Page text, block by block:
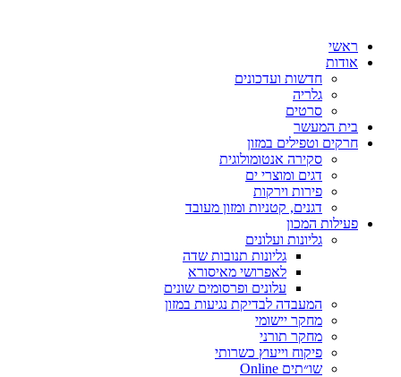
ראשי
אודות
חדשות ועדכונים
גלריה
סרטים
בית המעשר
חרקים וטפילים במזון
סקירה אנטומולוגית
דגים ומוצרי ים
פירות וירקות
דגנים, קטניות ומזון מעובד
פעילות המכון
גליונות ועלונים
גליונות תנובות שדה
לאפרושי מאיסורא
עלונים ופרסומים שונים
המעבדה לבדיקת נגיעות במזון
מחקר יישומי
מחקר תורני
פיקוח וייעוץ כשרותי
שו״תים Online